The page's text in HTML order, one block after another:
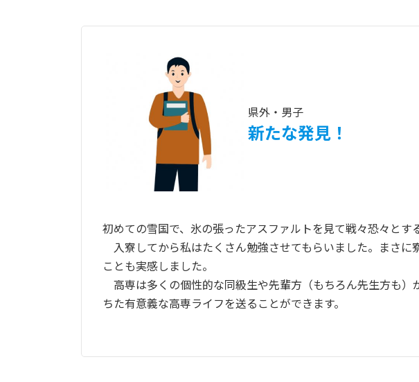
県外・男子
新たな発見！
初めての雪国で、氷の張ったアスファルトを見て戦々恐々とす
入寮してから私はたくさん勉強させてもらいました。まさに
ことも実感しました。
高専は多くの個性的な同級生や先輩方（もちろん先生方も）
ちた有意義な高専ライフを送ることができます。